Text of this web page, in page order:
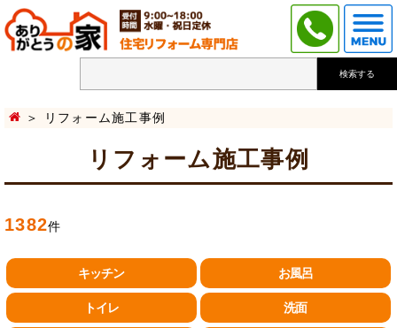
検索する
リフォーム施工事例
リフォーム施工事例
1382件
キッチン お風呂
トイレ 洗面